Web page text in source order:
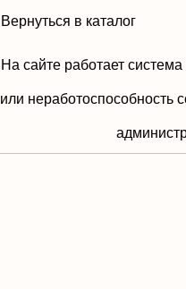
Вернуться в каталог
На сайте работает
или неработоспособность